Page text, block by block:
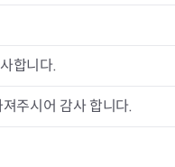
고
반신고
부정신고
권리
과
여
황
담금
DB
활 실천 캠페인
선사업
합니다.
주시어 감사 합니다.